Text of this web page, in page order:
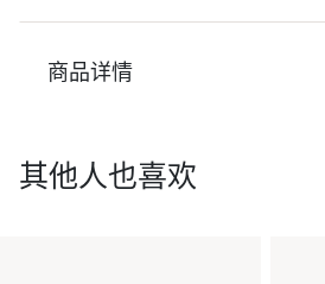
商品详情
其他人也喜欢